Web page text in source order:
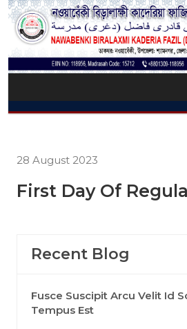
28 August 2023
First Day Of
Recent Blog
Fusce Suscipit Arcu Velit Id
Tempus Est